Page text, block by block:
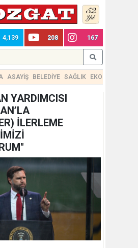
4,139 208 167
ASAYİŞ BELEDİYE SAĞLIK EKONOMİ
YARDIMCISI
İLERLEME